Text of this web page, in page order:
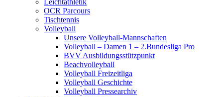
Leichtathletik
OCR Parcours
Tischtennis
Volleyball
Unsere Volleyball-Mannschaften
Volleyball – Damen 1 – 2.Bundesliga Pro
BVV Ausbildungsstützpunkt
Beachvolleyball
Volleyball Freizeitliga
Volleyball Geschichte
Volleyball Pressearchiv